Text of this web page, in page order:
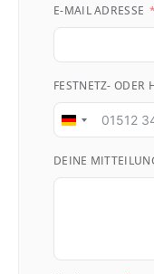
E-MAIL ADRESSE
FESTNETZ- ODER
Germany
DEINE